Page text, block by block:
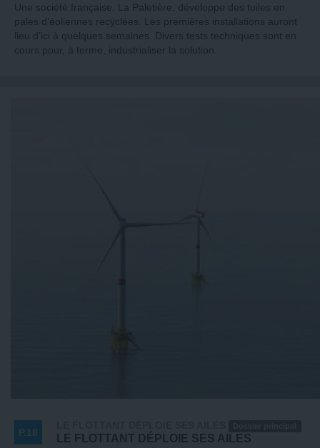
Une société française, La Paletière, développe des tuiles en
pales d’éoliennes recyclées. Les premières installations auront
lieu d’ici à quelques semaines. Divers tests techniques sont en
cours pour, à terme, industrialiser la solution.
P.18 LE FLOTTANT DÉPLOIE SES AILES